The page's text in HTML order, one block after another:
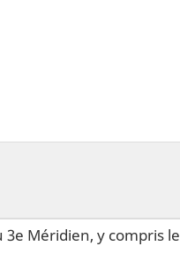
3e Méridien, y compris le